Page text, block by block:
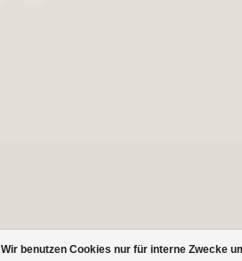
Wir benutzen Cookies nur für interne Zwecke